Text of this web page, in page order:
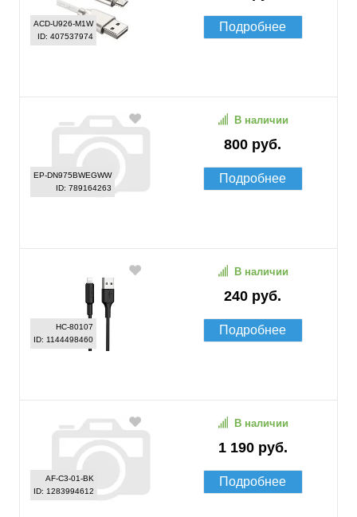
ACD-U926-M1W
ID: 407537974
Подробнее
EP-DN975BWEGWW
ID: 789164263
800 руб.
В наличии
Подробнее
HC-80107
ID: 1144498460
240 руб.
В наличии
Подробнее
AF-C3-01-BK
ID: 1283994612
1 190 руб.
В наличии
Подробнее